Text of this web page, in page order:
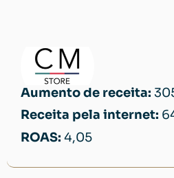
Aumento de receita:
Receita pela internet:
ROAS: 4,05